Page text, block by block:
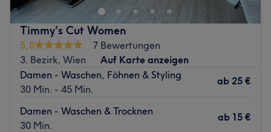
Timmy's Cut Women
5,0
7 Bewertungen
3. Bezirk, Wien
Auf Karte anzeigen
Damen - Waschen, Föhnen & Styling
30 Min. - 45 Min.
ab 25 €
Damen - Waschen & Trocknen
30 Min.
ab 15 €